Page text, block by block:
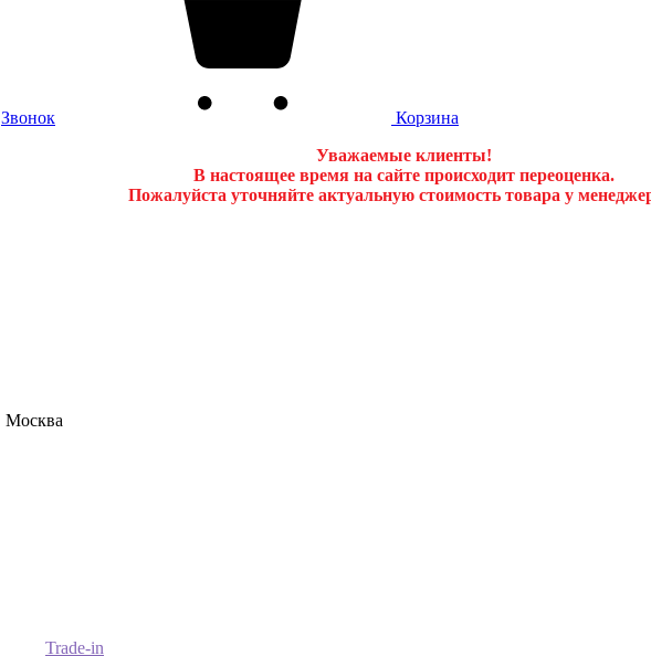
Звонок
Корзина
Уважаемые клиенты!
В настоящее время на сайте происходит переоценка.
Пожалуйста уточняйте актуальную стоимость товара у
Москва
Trade-in